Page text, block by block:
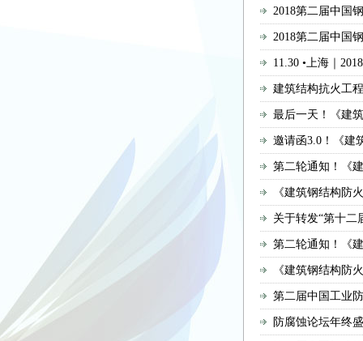
2018第二届中国
2018第二届中国
11.30 •上海｜
建筑结构抗火工
最后一天！《建
邀请函3.0！《建
第二轮通知！《
《建筑钢结构防
关于转发“第十二
第二轮通知！《
《建筑钢结构防
第二届中国工业
防腐蚀论坛年终